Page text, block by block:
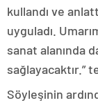
kullandı ve
uyguladı.
sanat alanında
sağlayacaktır.”
Söyleşinin